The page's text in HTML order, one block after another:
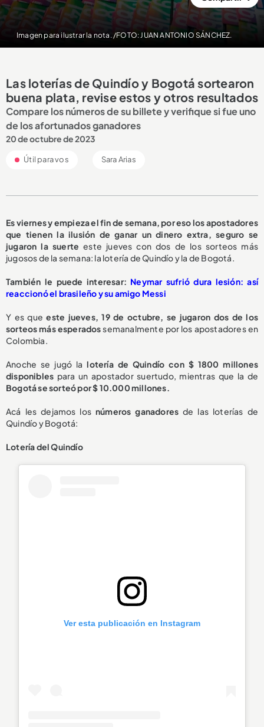
Imagen para ilustrar la nota. /FOTO: JUAN ANTONIO SÁNCHEZ.
Las loterías de Quindío y Bogotá sortearon
buena plata, revise estos y otros resultados
Compare los números de su billete y verifique si fue uno
de los afortunados ganadores
20 de octubre de 2023
Útil para vos Sara Arias
Es viernes y empieza el fin de semana, por eso los apostadores
que tienen la ilusión de ganar un dinero extra, seguro se
jugaron la suerte este jueves con dos de los sorteos más
jugosos de la semana: la lotería de Quindío y la de Bogotá.
También le puede interesar: Neymar sufrió dura lesión: así
reaccionó el brasileño y su amigo Messi
Y es queeste jueves, 19 de octubre, se jugaron dos de los
sorteos más esperadossemanalmente por los apostadores en
Colombia.
Anoche se jugó la lotería de Quindío con $ 1800 millones
disponibles para un apostador suertudo, mientras que la de
Bogotá se sorteó por $ 10.000 millones.
Acá les dejamos losnúmeros ganadores de las loterías de
Quindío y Bogotá:
Lotería del Quindío
Ver esta publicación en Instagram